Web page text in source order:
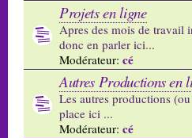
Projets en ligne
Apres des mois de travail
donc en parler ici...
Modérateur: cé
Autres Productions en
Les autres productions
place ici ...
Modérateur: cé